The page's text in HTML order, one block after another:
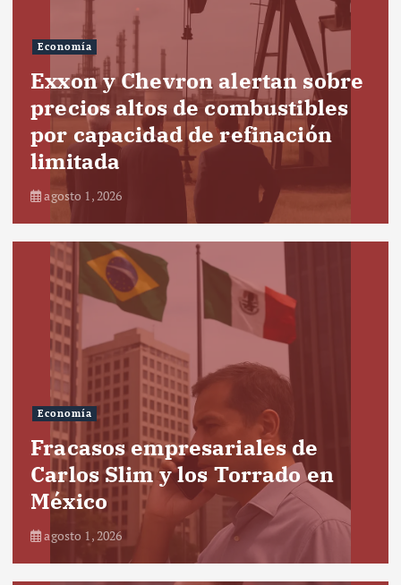
Economía
Exxon y Chevron alertan sobre
precios altos de combustibles
por capacidad de refinación
limitada
agosto 1, 2026
Economía
Fracasos empresariales de
Carlos Slim y los Torrado en
México
agosto 1, 2026